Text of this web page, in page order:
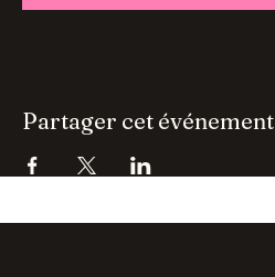
Partager cet événement